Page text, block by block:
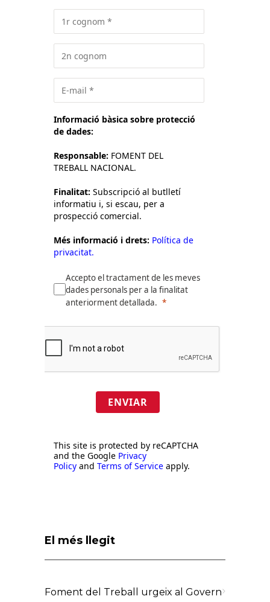
Informació bàsica sobre protecció
de dades:
Responsable: FOMENT DEL
TREBALL NACIONAL.
Finalitat: Subscripció al butlletí
informatiu i, si escau, per a
prospecció comercial.
Més informació i drets: Política de
privacitat.
Accepto el tractament de les meves
dades personals per a la finalitat
anteriorment detallada.
ENVIAR
This site is protected by reCAPTCHA
and the Google Privacy
Policy and Terms of Service apply.
El més llegit
Foment del Treball urgeix al Govern